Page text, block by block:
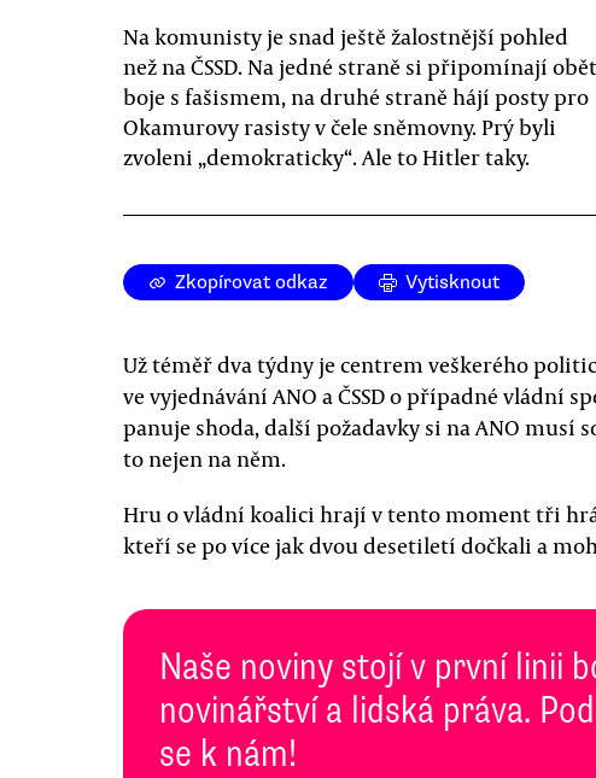
Na komunisty je snad ještě žalostnější pohled
než na ČSSD. Na jedné straně si připomínají
boje s fašismem, na druhé straně hájí posty pro
Okamurovy rasisty v čele sněmovny. Prý byli
zvoleni „demokraticky“. Ale to Hitler taky.
Zkopírovat odkaz Vytisknout
Už téměř dva týdny je centrem veškerého
ve vyjednávání ANO a ČSSD o případné vládní
panuje shoda, další požadavky si na ANO musí
to nejen na něm.
Hru o vládní koalici hrají v tento moment tři
kteří se po více jak dvou desetiletí dočkali a
Naše noviny stojí v první linii
novinářství a lidská práva.
se k nám!